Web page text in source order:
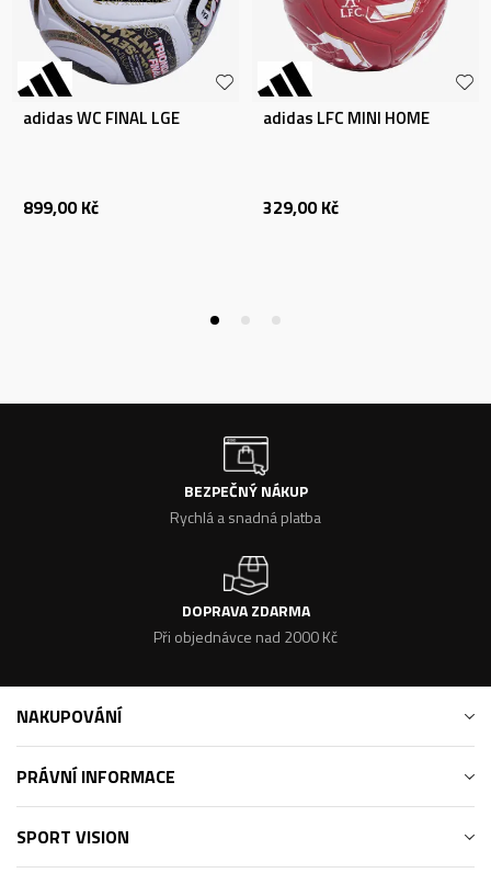
adidas WC FINAL LGE
899,00 Kč
adidas LFC MINI HOME
329,00 Kč
BEZPEČNÝ NÁKUP
Rychlá a snadná platba
DOPRAVA ZDARMA
Při objednávce nad 2000 Kč
NAKUPOVÁNÍ
PRÁVNÍ INFORMACE
SPORT VISION